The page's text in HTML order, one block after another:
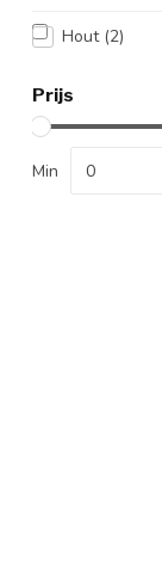
Hout (2)
Prijs
Min